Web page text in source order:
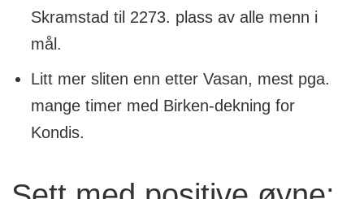
Skramstad til 2273. plass av alle menn i
mål.
Litt mer sliten enn etter Vasan, mest pga.
mange timer med Birken-dekning for
Kondis.